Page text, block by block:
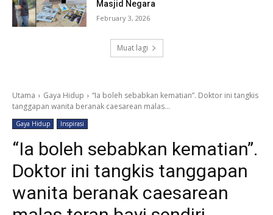
Masjid Negara
February 3, 2026
Muat lagi